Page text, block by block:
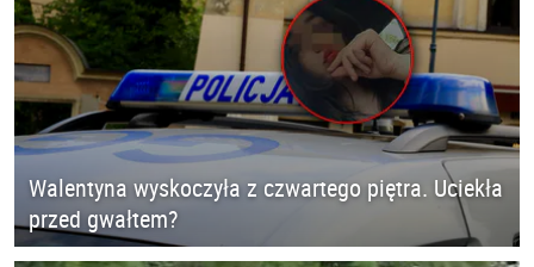
Walentyna wyskoczyła z czwartego piętra. Uciekła
przed gwałtem?